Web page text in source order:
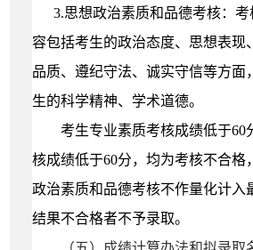
3.思想政治素质和品德考核：考
容包括考生的政治态度、思想表现
品质、遵纪守法、诚实守信等方面
生的科学精神、学术道德。
考生专业素质考核成绩低于60
核成绩低于60分，均为考核不合格
政治素质和品德考核不作量化计入
结果不合格者不予录取。